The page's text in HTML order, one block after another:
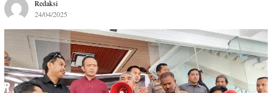
Redaksi
24/04/2025